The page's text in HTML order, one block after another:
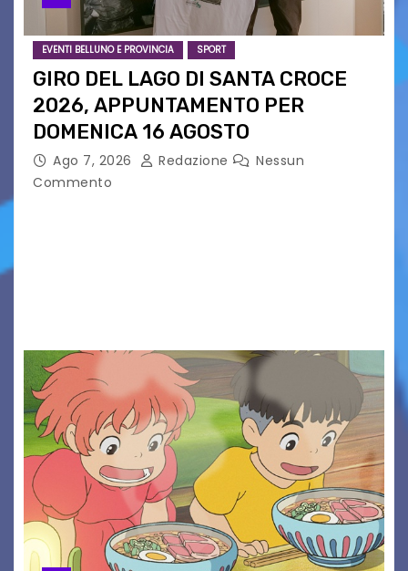
EVENTI BELLUNO E PROVINCIA SPORT
GIRO DEL LAGO DI SANTA CROCE
2026, APPUNTAMENTO PER
DOMENICA 16 AGOSTO
Ago 7, 2026 Redazione
Nessun
Commento